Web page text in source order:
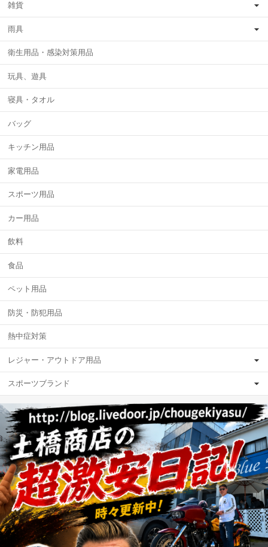
雑貨
雨具
衛生用品・感染対策用品
玩具、遊具
寝具・タオル
バッグ
キッチン用品
家電用品
スポーツ用品
カー用品
飲料
食品
ペット用品
防災・防犯用品
熱中症対策
レジャー・アウトドア用品
スポーツブランド